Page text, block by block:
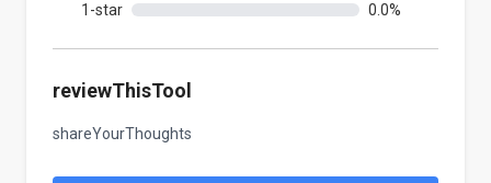
1 -star 0.0%
reviewThisTool
shareYourThoughts